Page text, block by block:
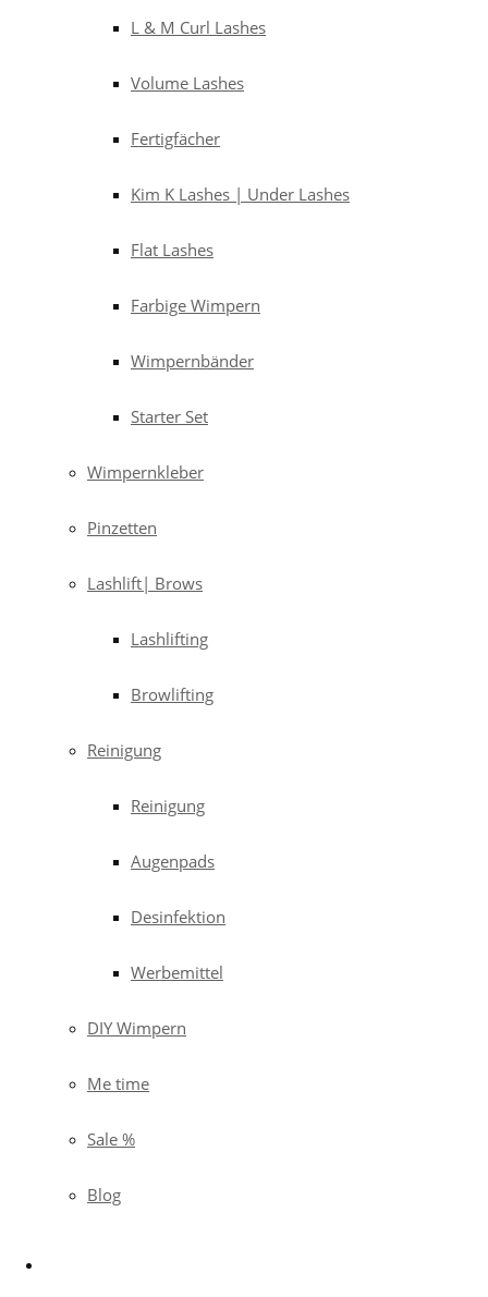
L & M Curl Lashes
Volume Lashes
Fertigfächer
Kim K Lashes | Under Lashes
Flat Lashes
Farbige Wimpern
Wimpernbänder
Starter Set
Wimpernkleber
Pinzetten
Lashlift| Brows
Lashlifting
Browlifting
Reinigung
Reinigung
Augenpads
Desinfektion
Werbemittel
DIY Wimpern
Me time
Sale %
Blog